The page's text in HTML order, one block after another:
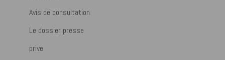
Avis de consultation
Le dossier presse
prive